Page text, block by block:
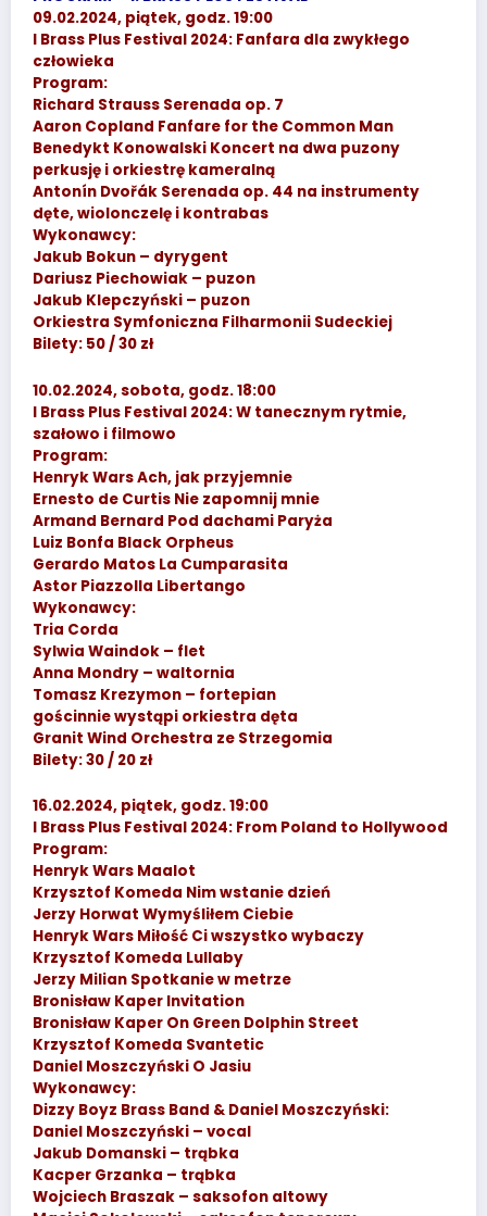
09.02.2024, piątek, godz. 19:00
I Brass Plus Festival 2024: Fanfara dla zwykłego
człowieka
Program:
Richard Strauss Serenada op. 7
Aaron Copland Fanfare for the Common Man
Benedykt Konowalski Koncert na dwa puzony
perkusję i orkiestrę kameralną
Antonín Dvořák Serenada op. 44 na instrumenty
dęte, wiolonczelę i kontrabas
Wykonawcy:
Jakub Bokun – dyrygent
Dariusz Piechowiak – puzon
Jakub Klepczyński – puzon
Orkiestra Symfoniczna Filharmonii Sudeckiej
Bilety: 50 / 30 zł
10.02.2024, sobota, godz. 18:00
I Brass Plus Festival 2024: W tanecznym rytmie,
szałowo i filmowo
Program:
Henryk Wars Ach, jak przyjemnie
Ernesto de Curtis Nie zapomnij mnie
Armand Bernard Pod dachami Paryża
Luiz Bonfa Black Orpheus
Gerardo Matos La Cumparasita
Astor Piazzolla Libertango
Wykonawcy:
Tria Corda
Sylwia Waindok – flet
Anna Mondry – waltornia
Tomasz Krezymon – fortepian
gościnnie wystąpi orkiestra dęta
Granit Wind Orchestra ze Strzegomia
Bilety: 30 / 20 zł
16.02.2024, piątek, godz. 19:00
I Brass Plus Festival 2024: From Poland to Hollywood
Program:
Henryk Wars Maalot
Krzysztof Komeda Nim wstanie dzień
Jerzy Horwat Wymyśliłem Ciebie
Henryk Wars Miłość Ci wszystko wybaczy
Krzysztof Komeda Lullaby
Jerzy Milian Spotkanie w metrze
Bronisław Kaper Invitation
Bronisław Kaper On Green Dolphin Street
Krzysztof Komeda Svantetic
Daniel Moszczyński O Jasiu
Wykonawcy:
Dizzy Boyz Brass Band & Daniel Moszczyński:
Daniel Moszczyński – vocal
Jakub Domanski – trąbka
Kacper Grzanka – trąbka
Wojciech Braszak – saksofon altowy